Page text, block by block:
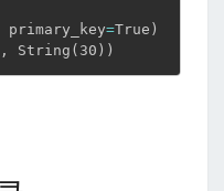
=True )
, String ( 30 ))